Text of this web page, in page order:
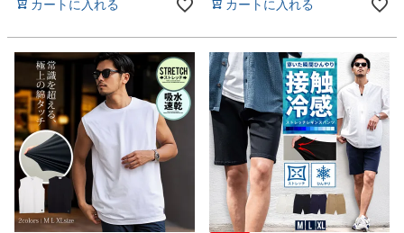
カートに入れる カートに入れる